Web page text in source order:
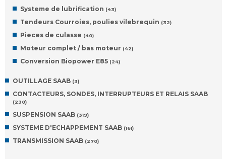
Systeme de lubrification (43)
Tendeurs Courroies, poulies vilebrequin (32)
Pieces de culasse (40)
Moteur complet / bas moteur (42)
Conversion Biopower E85 (24)
OUTILLAGE SAAB (3)
CONTACTEURS, SONDES, INTERRUPTEURS ET RELAIS SAAB
(230)
SUSPENSION SAAB (319)
SYSTEME D'ECHAPPEMENT SAAB (161)
TRANSMISSION SAAB (270)